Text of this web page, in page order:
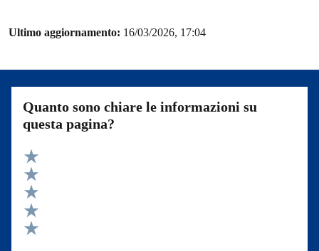
Ultimo aggiornamento: 16/03/2026, 17:04
Quanto sono chiare le informazioni su
questa pagina?
Valuta 5 stelle su 5
Valuta 4 stelle su 5
Valuta 3 stelle su 5
Valuta 2 stelle su 5